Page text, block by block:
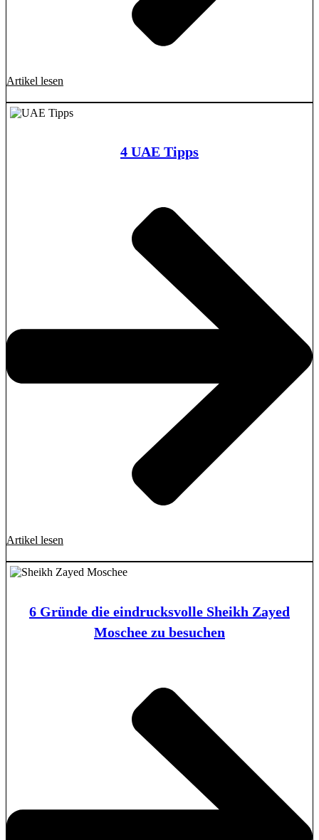
Artikel lesen
4 UAE Tipps
Artikel lesen
6 Gründe die eindrucksvolle Sheikh Zayed
Moschee zu besuchen